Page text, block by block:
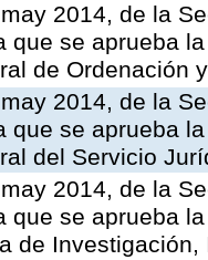
2014, de la
que se aprueba
de Ordenación
2014, de la
que se aprueba
del Servicio
2014, de la
que se aprueba
de